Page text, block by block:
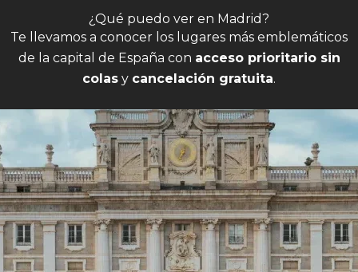
¿Qué puedo ver en Madrid?
Te llevamos a conocer los lugares más emblemáticos
de la capital de España con acceso prioritario sin
colas y cancelación gratuita.